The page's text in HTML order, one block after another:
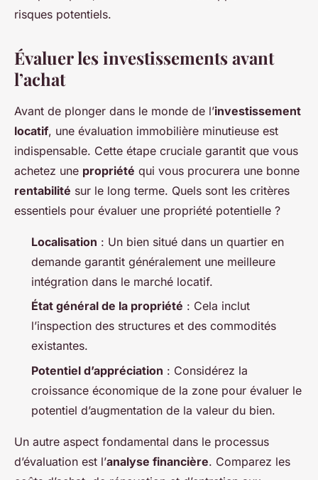
risques potentiels.
Évaluer les investissements avant
l’achat
Avant de plonger dans le monde de l’investissement
locatif, une évaluation immobilière minutieuse est
indispensable. Cette étape cruciale garantit que vous
achetez une propriété qui vous procurera une bonne
rentabilité sur le long terme. Quels sont les critères
essentiels pour évaluer une propriété potentielle ?
Localisation : Un bien situé dans un quartier en
demande garantit généralement une meilleure
intégration dans le marché locatif.
État général de la propriété : Cela inclut
l’inspection des structures et des commodités
existantes.
Potentiel d’appréciation : Considérez la
croissance économique de la zone pour évaluer le
potentiel d’augmentation de la valeur du bien.
Un autre aspect fondamental dans le processus
d’évaluation est l’analyse financière. Comparez les